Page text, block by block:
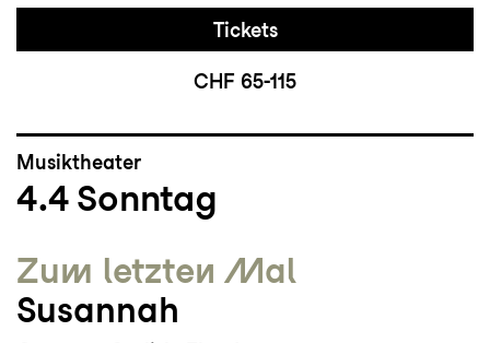
Tickets
CHF 65-115
Musiktheater
4.4 Sonntag
Zum letzten Mal
Susannah